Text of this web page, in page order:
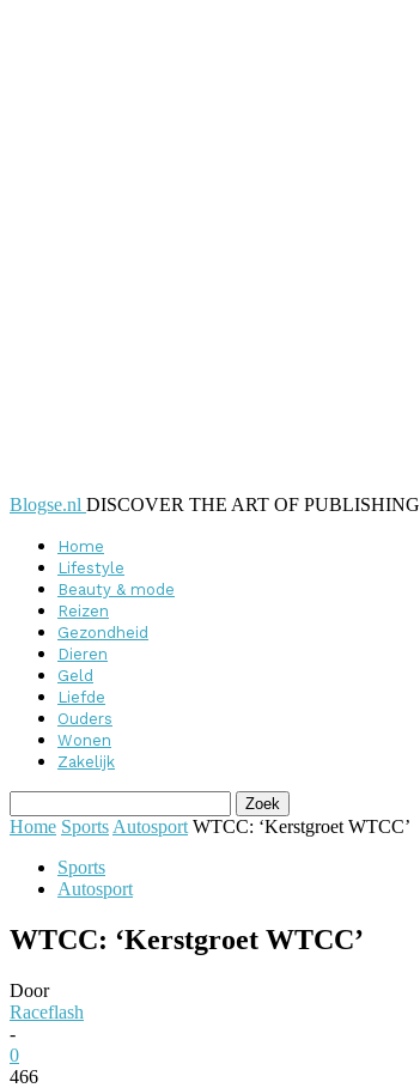
Blogse.nl DISCOVER THE ART OF PUBLISHING
Home
Lifestyle
Beauty & mode
Reizen
Gezondheid
Dieren
Geld
Liefde
Ouders
Wonen
Zakelijk
Home Sports Autosport WTCC: ‘Kerstgroet WTCC’
Sports
Autosport
WTCC: ‘Kerstgroet WTCC’
Door
Raceflash
-
0
466